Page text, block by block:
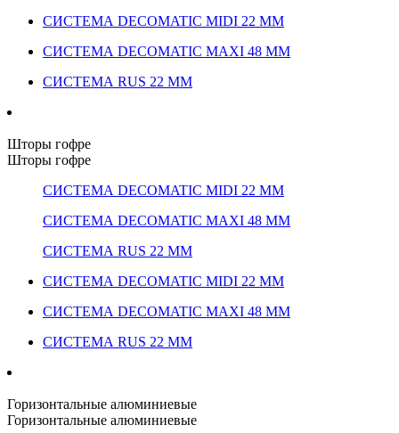
СИСТЕМА DECOMATIC MIDI 22 ММ
СИСТЕМА DECOMATIC MAXI 48 ММ
СИСТЕМА RUS 22 ММ
Шторы гофре
Шторы гофре
СИСТЕМА DECOMATIC MIDI 22 ММ
СИСТЕМА DECOMATIC MAXI 48 ММ
СИСТЕМА RUS 22 ММ
СИСТЕМА DECOMATIC MIDI 22 ММ
СИСТЕМА DECOMATIC MAXI 48 ММ
СИСТЕМА RUS 22 ММ
Горизонтальные алюминиевые
Горизонтальные алюминиевые